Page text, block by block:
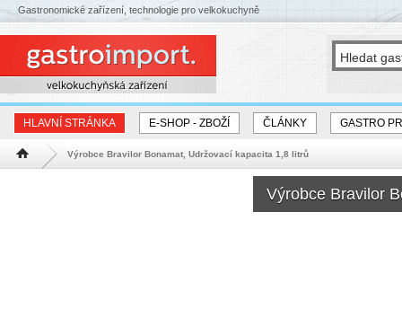
HLAVNÍ STRÁNKA E-SHOP - ZBOŽÍ ČLÁNKY GASTRO
Hlavní stránka Výrobce Bravilor Bonamat, Udržovací kapacita 1,8 litrů
Výrobce Bravilor
Gastronomické zařízení, technologie pro velkokuchyně